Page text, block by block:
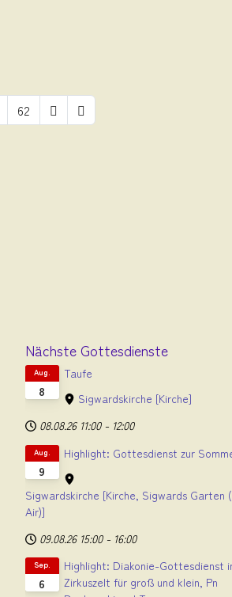
62
Nächste Gottesdienste
8
Aug.
Taufe
Sigwardskirche [Kirche]
08.08.26 11:00 - 12:00
9
Aug. Highlight: Gottesdienst zur
Sigwardskirche [Kirche, Sigwards Garten
Air)]
09.08.26 15:00 - 16:00
6
Sep.
Highlight: Diakonie-Gottesdienst
Zirkuszelt für groß und klein, Pn